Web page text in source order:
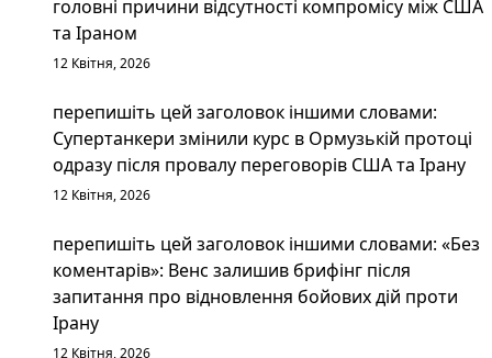
головні причини відсутності компромісу між США
та Іраном
12 Квітня, 2026
перепишіть цей заголовок іншими словами:
Супертанкери змінили курс в Ормузькій протоці
одразу після провалу переговорів США та Ірану
12 Квітня, 2026
перепишіть цей заголовок іншими словами: «Без
коментарів»: Венс залишив брифінг після
запитання про відновлення бойових дій проти
Ірану
12 Квітня, 2026